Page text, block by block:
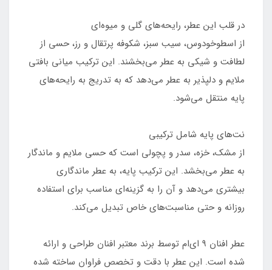
در قلب این عطر، رایحه‌های گلی و میوه‌ای
از اسطوخودوس، سیب سبز، شکوفه پرتقال و رز، حسی از
لطافت و شیکی به عطر می‌بخشند. این ترکیب میانی بافتی
ملایم و دلپذیر به عطر می‌دهد که به تدریج به رایحه‌های
پایه منتقل می‌شود.
نت‌های پایه شامل ترکیبی
از مشک، خزه، سدر و پچولی است که حسی ملایم و ماندگار
به عطر می‌بخشد. این ترکیب پایه، به عطر ماندگاری
بیشتری می‌دهد و آن را به گزینه‌ای مناسب برای استفاده
روزانه و حتی مناسبت‌های خاص تبدیل می‌کند.
عطر افنان ۹ ای‌ام توسط برند معتبر افنان طراحی و ارائه
شده است. این عطر با دقت و تخصص فراوان ساخته شده